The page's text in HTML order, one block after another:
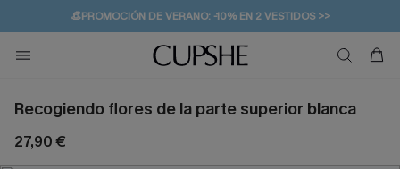
👒PROMOCIÓN DE VERANO:-10% EN 2 VESTIDOS>>
💌¡SUSCRIBIRSE & GANAR -10% EXTRA!
🚚ENVÍO GRATUITO A PARTIR DE 49 € >>
Recogiendo flores de la parte superior blanca
27,90 €